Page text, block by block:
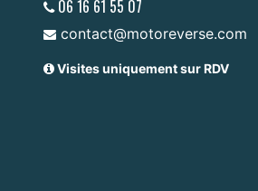
06 16 61 55 07
contact@motoreverse.com
Visites uniquement sur RDV